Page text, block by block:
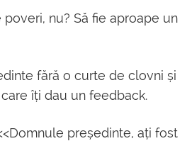
nu? Să fie aproape un
fără o curte de clovni și
îți dau un feedback.
președinte, ați fost